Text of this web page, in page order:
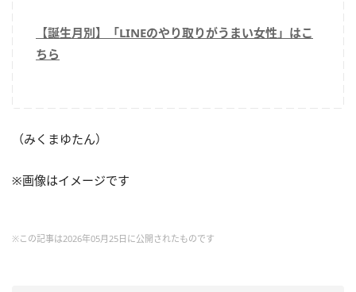
【誕生月別】「LINEのやり取りがうまい女性」はこ
ちら
（みくまゆたん）
※画像はイメージです
※この記事は2026年05月25日に公開されたものです